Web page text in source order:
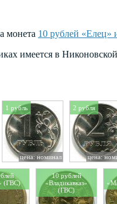
монета 10 рублей «Елец»
имеется в
1 рубль
цена: номинал
2 рубля
цена:
(ГВС)
10 рублей
«Владикавказ»
(ГВС)